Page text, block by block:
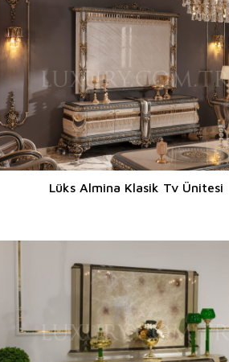
Lüks Almina Klasik Tv Ünitesi